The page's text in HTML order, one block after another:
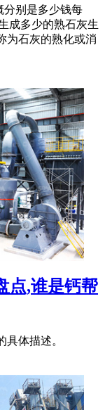
分别是多少钱每
成多少的熟石灰生
为石灰的熟化或消
点,谁是钙帮
体描述。